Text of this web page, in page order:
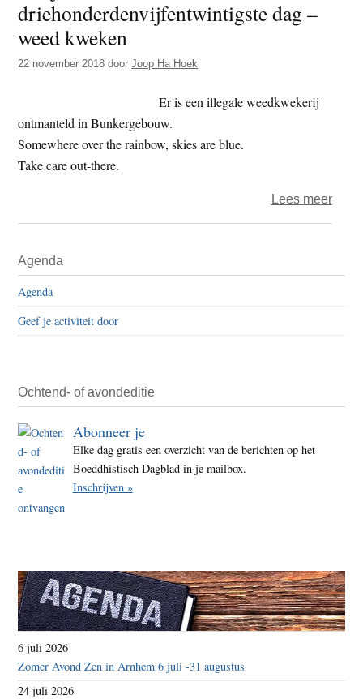
t
e
e
s
i
driehonderdenvijfentwintigste dag –
weed kweken
22 november 2018 doorJoop Ha Hoek
Er is een illegale weedkwekerij
ontmanteld in Bunkergebouw.
Somewhere over the rainbow, skies are blue.
Take care out-there.
Lees meerover
de
Sidebar
Agenda
Agenda
Geef je activiteit door
Ochtend- of avondeditie
Abonneer je
Elke dag gratis een overzicht van de berichten op het
Boeddhistisch Dagblad in je mailbox.
Inschrijven »
6 juli 2026
Zomer Avond Zen in Arnhem 6 juli -31 augustus
24 juli 2026